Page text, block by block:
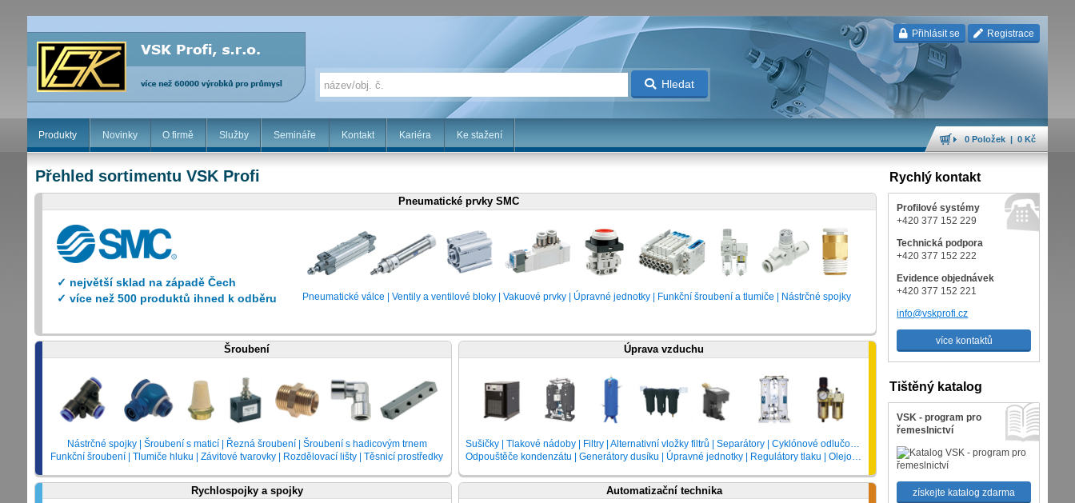
Přihlásit se Registrace
Hledat
Produkty Novinky O firmě Služby Semináře Kontakt Kariéra Ke stažení 0 Položek | 0 Kč
Přehled sortimentu VSK Profi
Pneumatické prvky SMC
✓ největší sklad na západě Čech
✓ více než 500 produktů ihned k odběru
Pneumatické válce | Ventily a ventilové bloky | Vakuové prvky | Úpravné jednotky | Funkční šroubení a tlumiče | Nástrčné spojky
Šroubení
Nástrčné spojky | Šroubení s maticí | Řezná šroubení | Šroubení s hadicovým trnem
Funkční šroubení | Tlumiče hluku | Závitové tvarovky | Rozdělovací lišty | Těsnicí prostředky
Rychlospojky a spojky
Úprava vzduchu
Sušičky | Tlakové nádoby | Filtry | Alternativní vložky filtrů | Separátory | Cyklónové odlučovače
Odpouštěče kondenzátu | Generátory dusíku | Úpravné jednotky | Regulátory tlaku | Olejovače
Automatizační technika
Rychlý kontakt
Profilové systémy
+420 377 152 229
Technická podpora
+420 377 152 222
Evidence objednávek
+420 377 152 221
info@vskprofi.cz
více kontaktů
Tištěný katalog
VSK - program pro
řemeslnictví
získejte katalog zdarma